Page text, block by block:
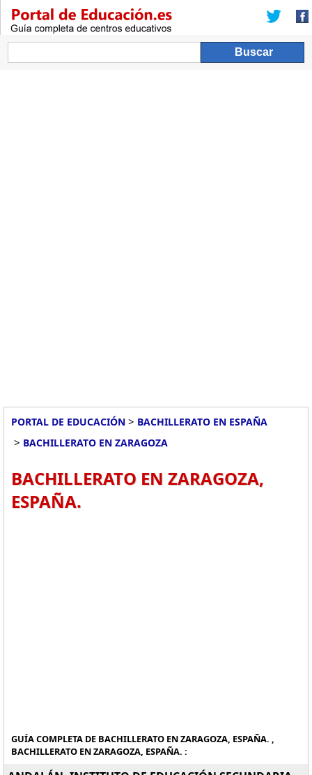
PORTAL DE EDUCACIÓN > BACHILLERATO EN ESPAÑA
> BACHILLERATO EN ZARAGOZA
BACHILLERATO EN ZARAGOZA,
ESPAÑA.
GUÍA COMPLETA DE BACHILLERATO EN ZARAGOZA, ESPAÑA. ,
BACHILLERATO EN ZARAGOZA, ESPAÑA. :